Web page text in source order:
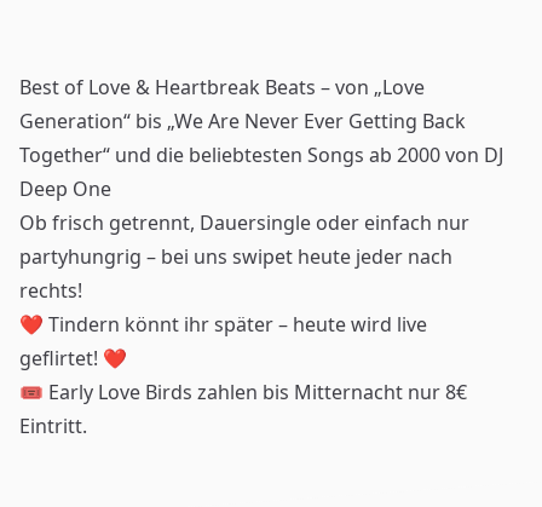
Best of Love & Heartbreak Beats – von „Love
Generation“ bis „We Are Never Ever Getting Back
Together“ und die beliebtesten Songs ab 2000 von DJ
Deep One
Ob frisch getrennt, Dauersingle oder einfach nur
partyhungrig – bei uns swipet heute jeder nach
rechts!
❤️ Tindern könnt ihr später – heute wird live
geflirtet! ❤️
🎟️ Early Love Birds zahlen bis Mitternacht nur 8€
Eintritt.